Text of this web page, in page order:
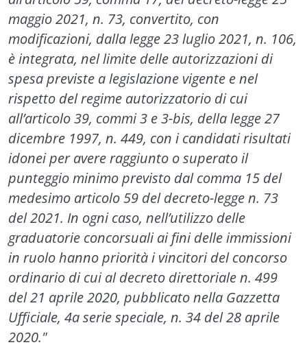
maggio 2021, n. 73, convertito, con
modificazioni, dalla legge 23 luglio 2021, n. 106,
è integrata, nel limite delle autorizzazioni di
spesa previste a legislazione vigente e nel
rispetto del regime autorizzatorio di cui
all’articolo 39, commi 3 e 3-bis, della legge 27
dicembre 1997, n. 449, con i candidati risultati
idonei per avere raggiunto o superato il
punteggio minimo previsto dal comma 15 del
medesimo articolo 59 del decreto-legge n. 73
del 2021. In ogni caso, nell’utilizzo delle
graduatorie concorsuali ai fini delle immissioni
in ruolo hanno priorità i vincitori del concorso
ordinario di cui al decreto direttoriale n. 499
del 21 aprile 2020, pubblicato nella Gazzetta
Ufficiale, 4a serie speciale, n. 34 del 28 aprile
2020."